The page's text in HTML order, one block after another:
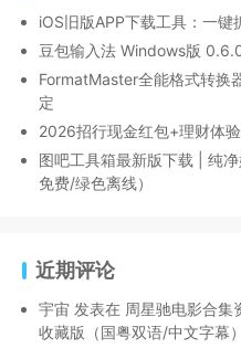
iOS旧版APP下载工具：一
豆包输入法 Windows版
FormatMaster全能格式转换
定
2026招行现金红包+理财体
图吧工具箱最新版下载 | 纯
免费/绿色离线）
近期评论
宇宙 发表在 周星驰电影合
收藏版（国粤双语/中文字幕）